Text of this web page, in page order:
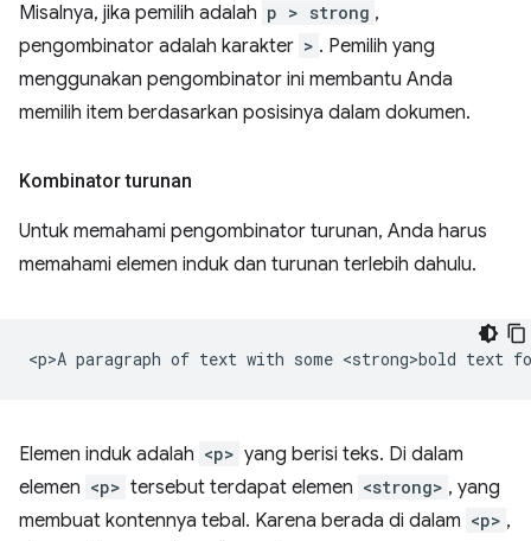
Misalnya, jika pemilih adalah p > strong ,
pengombinator adalah karakter > . Pemilih yang
menggunakan pengombinator ini membantu Anda
memilih item berdasarkan posisinya dalam dokumen.
Kombinator turunan
Untuk memahami pengombinator turunan, Anda harus
memahami elemen induk dan turunan terlebih dahulu.
Elemen induk adalah <p> yang berisi teks. Di dalam
elemen <p> tersebut terdapat elemen <strong> , yang
membuat kontennya tebal. Karena berada di dalam <p> ,